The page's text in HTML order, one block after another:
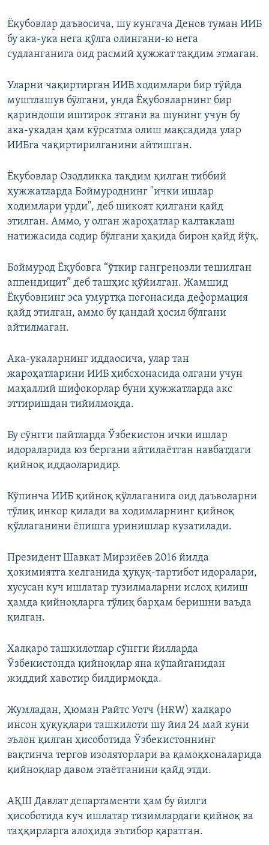
Ёқубовлар даъвосича, шу кунгача Денов туман ИИБ
бу ака-ука нега қўлга олингани-ю нега
судланганига оид расмий ҳужжат тақдим этмаган.
Уларни чақиртирган ИИВ ходимлари бир тўйда
муштлашув бўлгани, унда Ёқубовларнинг бир
қариндоши иштирок этгани ва шунинг учун бу
ака-укадан ҳам кўрсатма олиш мақсадида улар
ИИБга чақиртирилганини айтишган.
Ёқубовлар Озодликка тақдим қилган тиббий
ҳужжатларда Боймуроднинг "ички ишлар
ходимлари урди", деб шикоят қилгани қайд
этилган. Аммо, у олган жароҳатлар калтаклаш
натижасида содир бўлгани ҳақида бирон қайд йўқ.
Боймурод Ёқубовга “ўткир гангренозли тешилган
аппендицит” деб ташҳис қўйилган. Жамшид
Ёқубовнинг эса умуртқа поғонасида деформация
қайд этилган, аммо бу қандай ҳосил бўлгани
айтилмаган.
Ака-укаларнинг иддаосича, улар тан
жароҳатларини ИИБ ҳибсхонасида олгани учун
маҳаллий шифокорлар буни ҳужжатларда акс
эттиришдан тийилмоқда.
Бу сўнгги пайтларда Ўзбекистон ички ишлар
идораларида юз бергани айтилаётган навбатдаги
қийноқ иддаоларидир.
Кўпинча ИИБ қийноқ қўллаганига оид даъволарни
тўлиқ инкор қилади ва ходимларнинг қийноқ
қўллаганини ёпишга уринишлар кузатилади.
Президент Шавкат Мирзиёев 2016 йилда
ҳокимиятга келганида ҳуқуқ-тартибот идоралари,
хусусан куч ишлатар тузилмаларни ислоҳ қилиш
ҳамда қийноқларга тўлиқ барҳам беришни ваъда
қилган.
Халқаро ташкилотлар сўнгги йилларда
Ўзбекистонда қийноқлар яна кўпайганидан
жиддий хавотир билдирмоқда.
Жумладан, Ҳюман Райтс Уотч (HRW) халқаро
инсон ҳуқуқлари ташкилоти шу йил 24 май куни
эълон қилган ҳисоботида Ўзбекистоннинг
вақтинча тергов изоляторлари ва қамоқхоналарида
қийноқлар давом этаётганини қайд этди.
АҚШ Давлат департаменти ҳам бу йилги
ҳисоботида куч ишлатар тизимлардаги қийноқ ва
таҳқирларга алоҳида эътибор қаратган.